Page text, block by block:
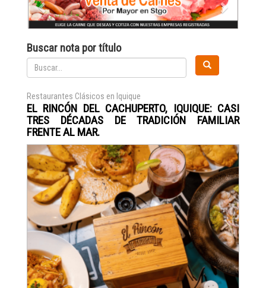
Buscar nota por título
Restaurantes Clásicos en Iquique
EL RINCÓN DEL CACHUPERTO, IQUIQUE: CASI
TRES DÉCADAS DE TRADICIÓN FAMILIAR
FRENTE AL MAR.